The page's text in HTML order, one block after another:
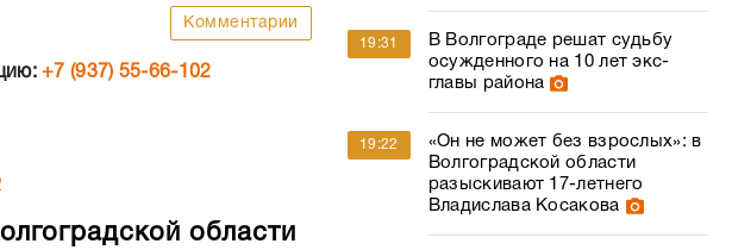
Комментарии
+7 (937) 55-66-102
области
19:31
В Волгограде решат судьбу
осужденного на 10 лет экс-
главы района
19:22
«Он не может без взрослых»: в
Волгоградской области
разыскивают 17-летнего
Владислава Косакова